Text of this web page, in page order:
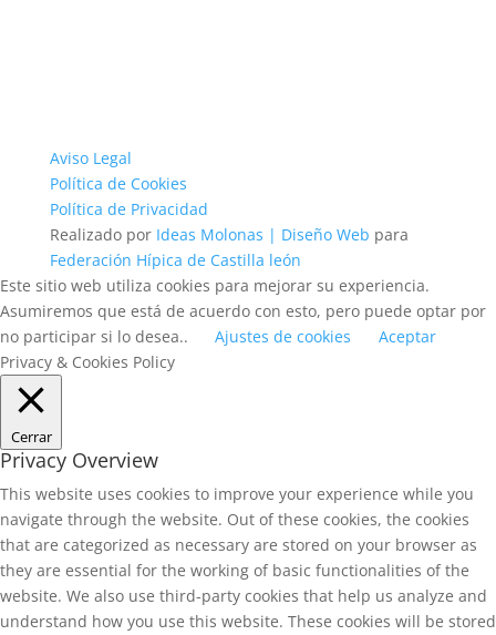
Aviso Legal
Política de Cookies
Política de Privacidad
Realizado por Ideas Molonas | Diseño Web para
Federación Hípica de Castilla león
Este sitio web utiliza cookies para mejorar su experiencia.
Asumiremos que está de acuerdo con esto, pero puede optar por
no participar si lo desea..
Ajustes de cookies
Aceptar
Privacy & Cookies Policy
Cerrar
Privacy Overview
This website uses cookies to improve your experience while you
navigate through the website. Out of these cookies, the cookies
that are categorized as necessary are stored on your browser as
they are essential for the working of basic functionalities of the
website. We also use third-party cookies that help us analyze and
understand how you use this website. These cookies will be stored